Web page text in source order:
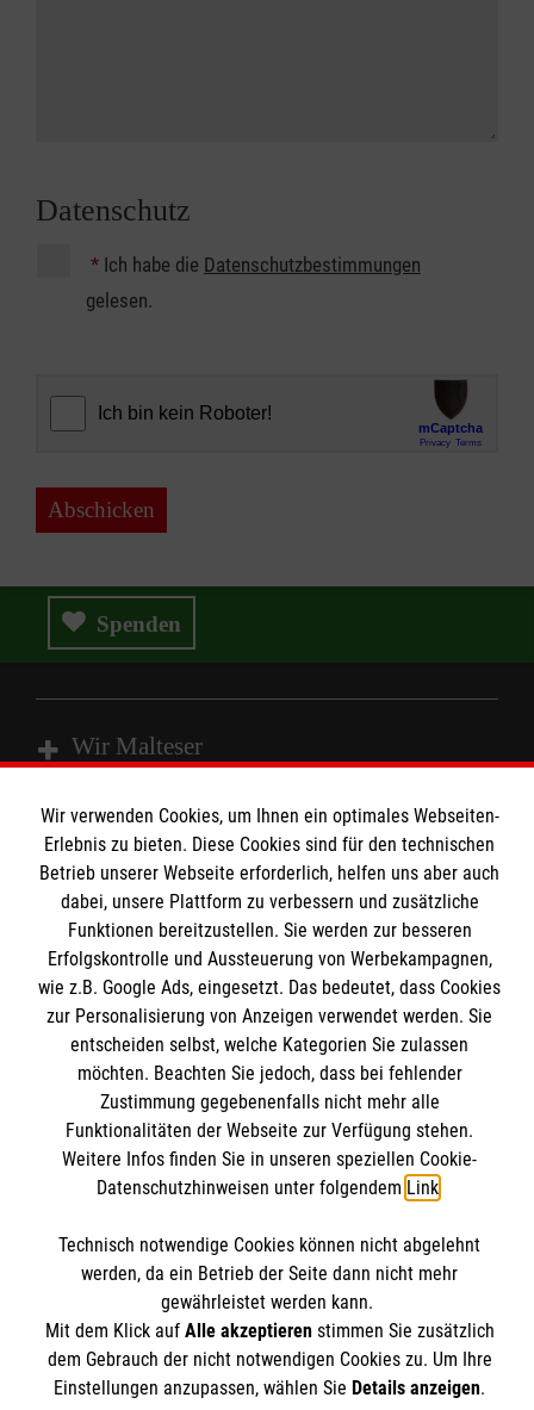
Datenschutz
* Ich habe die Datenschutzbestimmungen
gelesen.
Abschicken
Spenden
Wir Malteser
Angebote & Leistungen
Kursangebote
Mitarbeiten
Stellenangebote
Wir Malteser
Informationen
Kontakt
Presse und Medien
Transparenz
Impressum
Datenschutz
Barrierefreiheit
Malteser online
Malteserorden
Malteser Jugend
Malteser International
Sharepoint
Spendenkonto
Bank: Pax-Bank für Kirche und Caritas eG
IBAN: DE90 3706 0120 1201 2100 18
BIC: GENODED1PA7
Soziale Netzwerke
Der Malteser Hilfsdienst e.V. ist als eingetragene
gemeinnützige Organisation von der Körperschaft- und
Wir verwenden Cookies, um Ihnen ein optimales Webseiten-
Erlebnis zu bieten. Diese Cookies sind für den technischen
Betrieb unserer Webseite erforderlich, helfen uns aber auch
dabei, unsere Plattform zu verbessern und zusätzliche
Funktionen bereitzustellen. Sie werden zur besseren
Erfolgskontrolle und Aussteuerung von Werbekampagnen,
wie z.B. Google Ads, eingesetzt. Das bedeutet, dass Cookies
zur Personalisierung von Anzeigen verwendet werden. Sie
entscheiden selbst, welche Kategorien Sie zulassen
möchten. Beachten Sie jedoch, dass bei fehlender
Zustimmung gegebenenfalls nicht mehr alle
Funktionalitäten der Webseite zur Verfügung stehen.
Weitere Infos finden Sie in unseren speziellen Cookie-
Datenschutzhinweisen unter folgendem Link.
Technisch notwendige Cookies können nicht abgelehnt
werden, da ein Betrieb der Seite dann nicht mehr
gewährleistet werden kann.
Mit dem Klick auf Alle akzeptierenstimmen Sie zusätzlich
dem Gebrauch der nicht notwendigen Cookies zu. Um Ihre
Einstellungen anzupassen, wählen Sie Details anzeigen.